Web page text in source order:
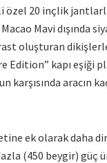
özel 20 inçlik
Mavi dışında
oluşturan dikişlerle
Edition” kapı eşiği
aracın
ek olarak daha
(450 beygir)